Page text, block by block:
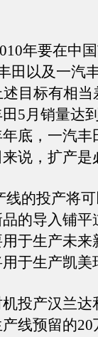
年要在中国
田以及一汽
目标有相
5月销量达
底，一汽丰
说，扩产是
的投产将可
的导入铺平
于生产未来
于生产凯美
产汉兰达
线预留的